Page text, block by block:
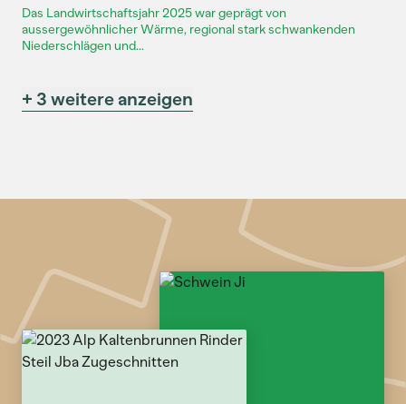
Das Landwirtschaftsjahr 2025 war geprägt von
aussergewöhnlicher Wärme, regional stark schwankenden
Niederschlägen und...
+ 3 weitere anzeigen